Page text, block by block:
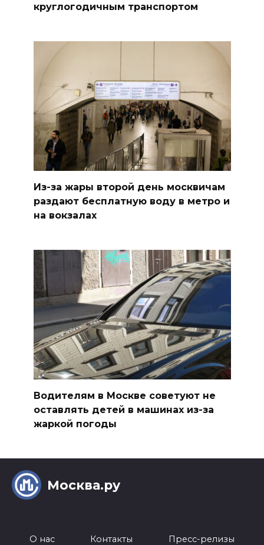
круглогодичным транспортом
Из-за жары второй день москвичам
раздают бесплатную воду в метро и
на вокзалах
Водителям в Москве советуют не
оставлять детей в машинах из-за
жаркой погоды
Москва.ру
О нас Контакты Пресс-релизы